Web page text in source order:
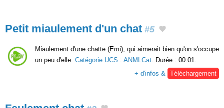
Petit miaulement d'un chat #5
Miaulement d'une chatte (Emi), qui aimerait bien qu'on s'occupe
un peu d'elle. Catégorie UCS : ANMLCat . Durée : 00:01.
+ d'infos &
Téléchargement